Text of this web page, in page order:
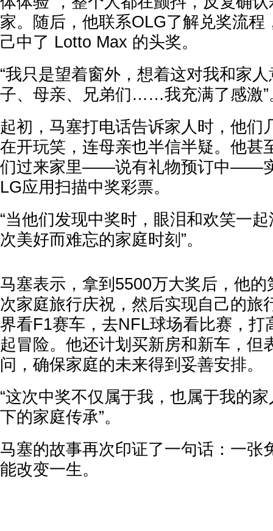
家。随后，他联系OLG了解兑奖流程
己中了 Lotto Max 的头奖。
“我只是望着窗外，想着这对我和家
子、母亲、兄弟们……我充满了感激”
起初，马塞打电话告诉家人时，他们
在开玩笑，连母亲也半信半疑。他甚
们过来家里——说有礼物预订中——
LG应用扫描中奖彩票。
“当他们发现中奖时，眼泪和欢笑一
次美好而难忘的家庭时刻”。
马塞表示，拿到5500万大奖后，他
次家庭旅行庆祝，然后实现自己的旅
界看F1赛车，去NFL球场看比赛，打
起冒险。他还计划买新房和新车，但
问，确保家庭的未来得到妥善安排。
“这次中奖不仅属于我，也属于我的
下的家庭传承”。
马塞的故事再次印证了一句话：一张
能改变一生。